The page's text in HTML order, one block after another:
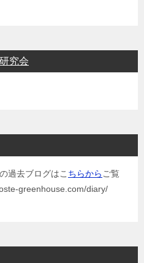
究会
過去ブログはこ ちらから ご覧
greenhouse.com/diary/